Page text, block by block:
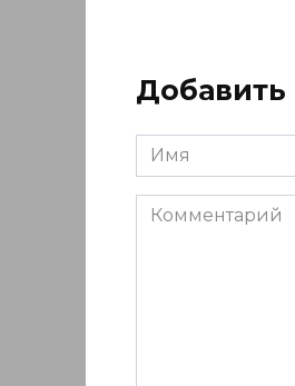
Имя
*
Комментарий